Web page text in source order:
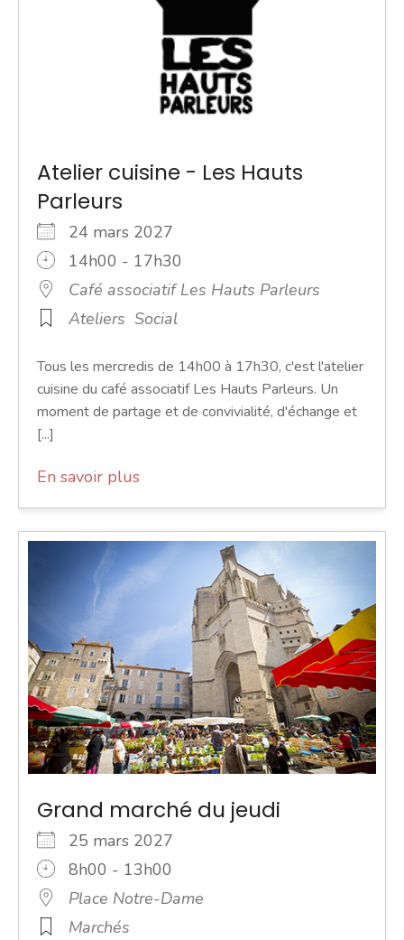
Atelier cuisine - Les Hauts
Parleurs
24 mars 2027
14h00 - 17h30
Café associatif Les Hauts Parleurs
Ateliers Social
Tous les mercredis de 14h00 à 17h30, c'est l'atelier
cuisine du café associatif Les Hauts Parleurs. Un
moment de partage et de convivialité, d'échange et
[...]
En savoir plus
Grand marché du jeudi
25 mars 2027
8h00 - 13h00
Place Notre-Dame
Marchés